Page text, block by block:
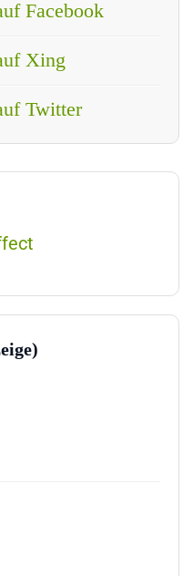
Facebook
Xing
Twitter